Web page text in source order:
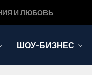
И ЛЮБОВЬ
ШОУ-БИЗНЕС